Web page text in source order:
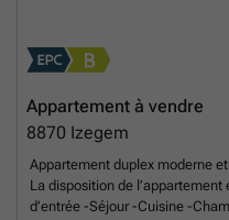
Appartement à vendre
8870 Izegem
Appartement duplex moderne
La disposition de l’appartement
d’entrée -Séjour -Cuisine -